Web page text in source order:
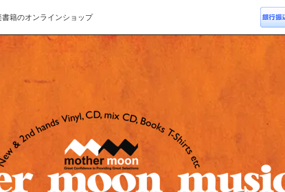
籍のオンラインショップ